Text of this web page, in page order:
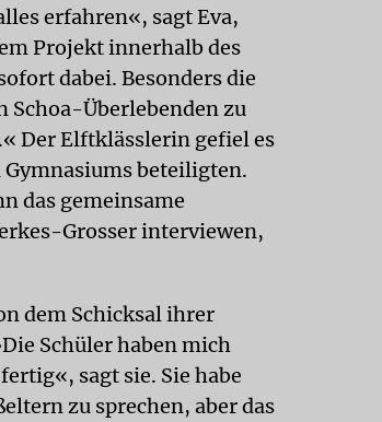
erfahren«, sagt Eva,
Projekt innerhalb des
dabei. Besonders die
Überlebenden zu
Der Elftklässlerin gefiel es
Gymnasiums beteiligten.
das gemeinsame
Grosser interviewen,
dem Schicksal ihrer
Schüler haben mich
sagt sie. Sie habe
zu sprechen, aber das